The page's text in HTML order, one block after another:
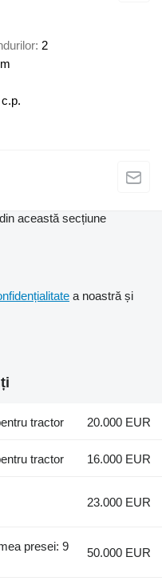
2
această secțiune
a noastră și
tractor 20.000 EUR
tractor 16.000 EUR
23.000 EUR
presei: 9
50.000 EUR